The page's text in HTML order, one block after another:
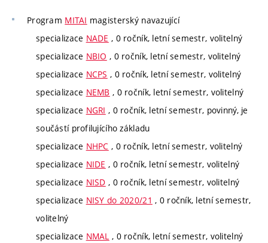
Program MITAI magisterský navazující
specializace NADE , 0 ročník, letní semestr, volitelný
specializace NBIO , 0 ročník, letní semestr, volitelný
specializace NCPS , 0 ročník, letní semestr, volitelný
specializace NEMB , 0 ročník, letní semestr, volitelný
specializace NGRI , 0 ročník, letní semestr, povinný, je
součástí profilujícího základu
specializace NHPC , 0 ročník, letní semestr, volitelný
specializace NIDE , 0 ročník, letní semestr, volitelný
specializace NISD , 0 ročník, letní semestr, volitelný
specializace NISY do 2020/21 , 0 ročník, letní semestr,
volitelný
specializace NMAL , 0 ročník, letní semestr, volitelný